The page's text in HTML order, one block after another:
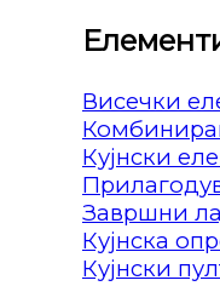
Висечки
Кујнски
Завршни
Кујнска
Кујнски